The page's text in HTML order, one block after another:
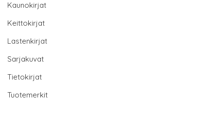
Kaunokirjat
Keittokirjat
Lastenkirjat
Sarjakuvat
Tietokirjat
Tuotemerkit